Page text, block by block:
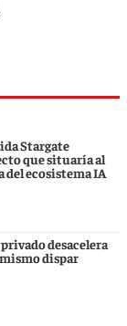
Stargate
que situaría al
del ecosistema IA
desacelera
dispar